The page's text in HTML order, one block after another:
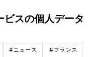
スの個人データ
#ニュース #フランス